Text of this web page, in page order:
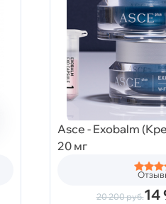
Asce - Exobalm
20 мг
20 200руб.14